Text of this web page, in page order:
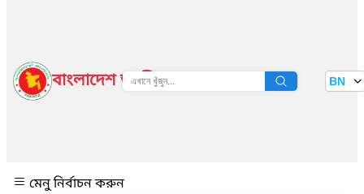
বাংলাদেশ জাতীয় তথ্য বাতায়ন BN
মেনু নির্বাচন করুন